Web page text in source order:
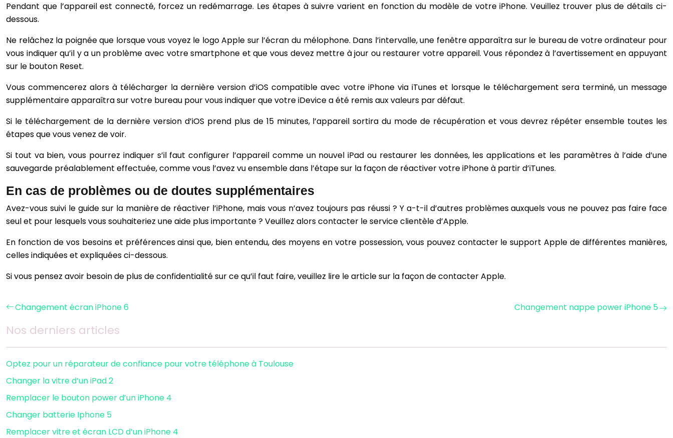
Pendant que l’appareil est connecté, forcez un redémarrage. Les étapes à suivre varient en fonction du modèle de votre iPhone. Veuillez trouver plus de détails ci-
dessous.
Ne relâchez la poignée que lorsque vous voyez le logo Apple sur l’écran du mélophone. Dans l’intervalle, une fenêtre apparaîtra sur le bureau de votre ordinateur pour
vous indiquer qu’il y a un problème avec votre smartphone et que vous devez mettre à jour ou restaurer votre appareil. Vous répondez à l’avertissement en appuyant
sur le bouton Reset.
Vous commencerez alors à télécharger la dernière version d’iOS compatible avec votre iPhone via iTunes et lorsque le téléchargement sera terminé, un message
supplémentaire apparaîtra sur votre bureau pour vous indiquer que votre iDevice a été remis aux valeurs par défaut.
Si le téléchargement de la dernière version d’iOS prend plus de 15 minutes, l’appareil sortira du mode de récupération et vous devrez répéter ensemble toutes les
étapes que vous venez de voir.
Si tout va bien, vous pourrez indiquer s’il faut configurer l’appareil comme un nouvel iPad ou restaurer les données, les applications et les paramètres à l’aide d’une
sauvegarde préalablement effectuée, comme vous l’avez vu ensemble dans l’étape sur la façon de réactiver votre iPhone à partir d’iTunes.
En cas de problèmes ou de doutes supplémentaires
Avez-vous suivi le guide sur la manière de réactiver l’iPhone, mais vous n’avez toujours pas réussi ? Y a-t-il d’autres problèmes auxquels vous ne pouvez pas faire face
seul et pour lesquels vous souhaiteriez une aide plus importante ? Veuillez alors contacter le service clientèle d’Apple.
En fonction de vos besoins et préférences ainsi que, bien entendu, des moyens en votre possession, vous pouvez contacter le support Apple de différentes manières,
celles indiquées et expliquées ci-dessous.
Si vous pensez avoir besoin de plus de confidentialité sur ce qu’il faut faire, veuillez lire le article sur la façon de contacter Apple.
Changement écran iPhone 6 Changement nappe power iPhone 5
Nos derniers articles
Optez pour un réparateur de confiance pour votre téléphone à Toulouse
Changer la vitre d’un iPad 2
Remplacer le bouton power d’un iPhone 4
Changer batterie Iphone 5
Remplacer vitre et écran LCD d’un iPhone 4